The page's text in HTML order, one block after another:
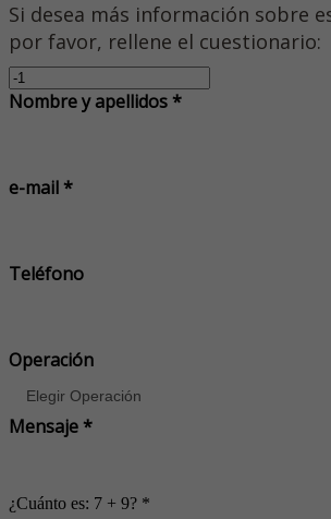
Si desea más información sobre
por favor, rellene el cuestionario:
Nombre y apellidos *
e-mail *
Teléfono
Operación
Mensaje *
¿Cuánto es: 7 + 9? *